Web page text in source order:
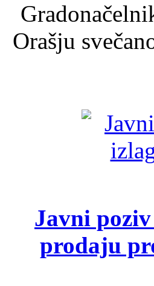
Orašju
Javni
prodaju